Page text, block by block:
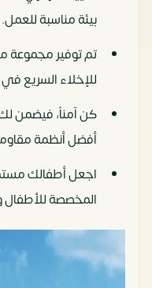
بيئة مناسبة للعمل.
للإخلاء السريع
كن آمناً، فيضمن
أفضل أنظمة
اجعل أطفالك
المخصصة للأطفال